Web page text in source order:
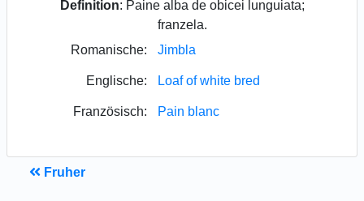
Definition: Paine alba de obicei lunguiata;
franzela.
Romanische:
Jimbla
Englische: Loaf of white bred
Französisch: Pain blanc
Fruher